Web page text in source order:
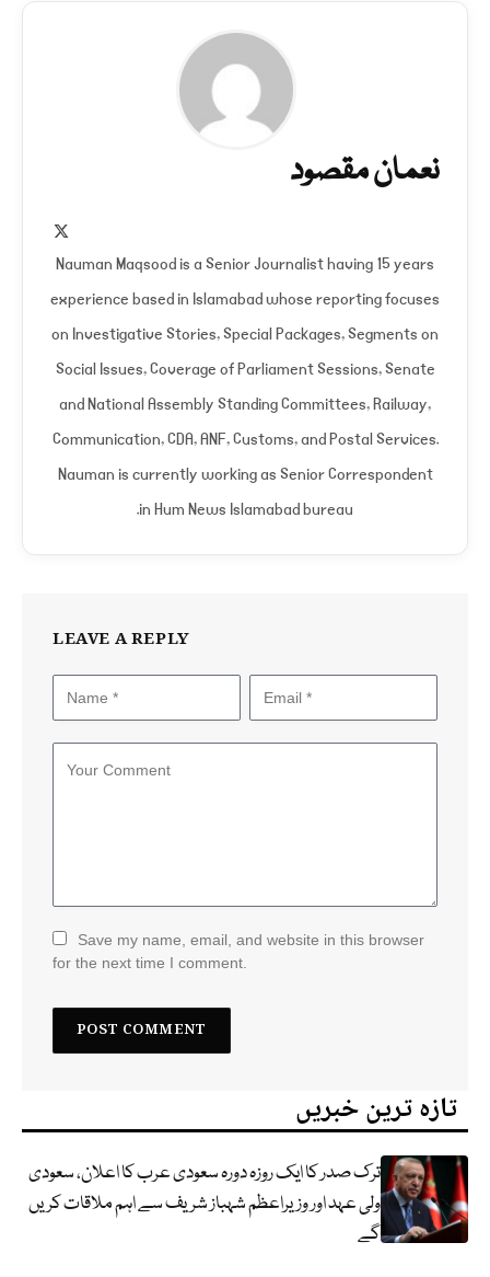
نعمان مقصود
Nauman Maqsood is a Senior Journalist having 15 years
experience based in Islamabad whose reporting focuses
on Investigative Stories, Special Packages, Segments on
Social Issues, Coverage of Parliament Sessions, Senate
and National Assembly Standing Committees, Railway,
Communication, CDA, ANF, Customs, and Postal Services.
Nauman is currently working as Senior Correspondent
in Hum News Islamabad bureau.
LEAVE A REPLY
Save my name, email, and website in this browser
for the next time I comment.
تازہ ترین خبریں
ترک صدر کا ایک روزہ دورہ سعودی عرب کا اعلان، سعودی
ولی عہد اور وزیراعظم شہباز شریف سے اہم ملاقات کریں
گے